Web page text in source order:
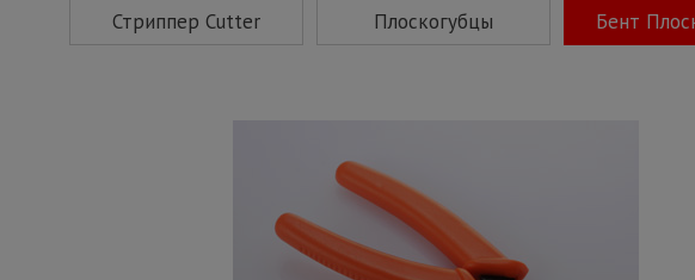
Стриппер Cutter Плоскогубцы Бент